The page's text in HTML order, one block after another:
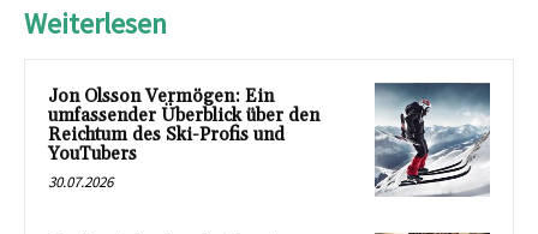
Weiterlesen
Jon Olsson Vermögen: Ein
umfassender Überblick über den
Reichtum des Ski-Profis und
YouTubers
30.07.2026